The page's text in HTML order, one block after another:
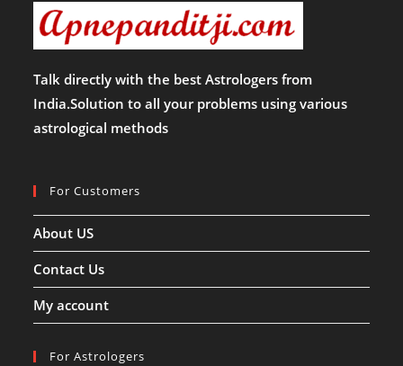
Talk directly with the best Astrologers from
India.Solution to all your problems using various
astrological methods
For Customers
About US
Contact Us
My account
For Astrologers